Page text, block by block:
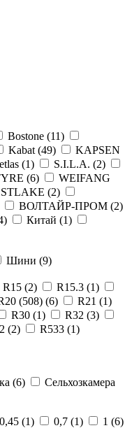
Bostone (11)
Kabat (49)
KAPSEN
(1) S.I.L.A. (2)
(6)
WEIFANG
(2)
ВОЛТАЙР-ПРОМ (2)
Китай (1)
Шини (9)
R15 (2) R15.3 (1)
(508) (6) R21 (1)
R30 (1) R32 (3)
(2) R533 (1)
(6)
Сельхозкамера
0,45 (1) 0,7 (1) 1 (6)